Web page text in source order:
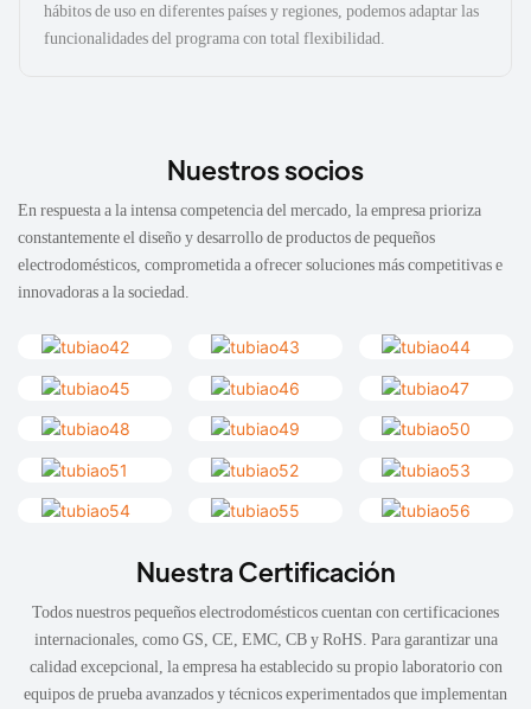
hábitos de uso en diferentes países y regiones, podemos adaptar las
funcionalidades del programa con total flexibilidad.
Nuestros socios
En respuesta a la intensa competencia del mercado, la empresa prioriza
constantemente el diseño y desarrollo de productos de pequeños
electrodomésticos, comprometida a ofrecer soluciones más competitivas e
innovadoras a la sociedad.
Nuestra Certificación
Todos nuestros pequeños electrodomésticos cuentan con certificaciones
internacionales, como GS, CE, EMC, CB y RoHS. Para garantizar una
calidad excepcional, la empresa ha establecido su propio laboratorio con
equipos de prueba avanzados y técnicos experimentados que implementan